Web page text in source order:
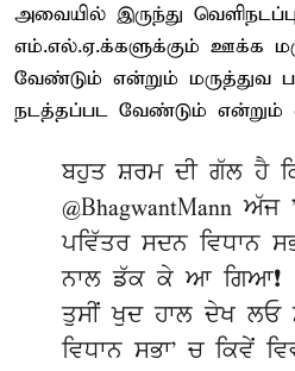
அவையில் இருந்து
எம்.எல்.ஏ.க்களுக்கும் ஊக்க
வேண்டும் என்றும் மருத்துவ
நடத்தப்பட வேண்டும் என்றும்
ਬਹੁਤ ਸ਼ਰਮ ਦੀ ਗੱਲ ਹੈ
@BhagwantMann ਅੱਜ
ਪਵਿੱਤਰ ਸਦਨ ਵਿਧਾਨ
ਨਾਲ ਡੱਕ ਕੇ ਆ ਗਿਆ❗
ਤੁਸੀਂ ਖੁਦ ਹਾਲ ਦੇਖ ਲਓ
ਵਿਧਾਨ ਸਭਾ' ਚ ਕਿਵੇਂ